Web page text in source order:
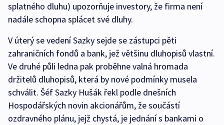
splatného dluhu) upozorňuje investory, že firma není
nadále schopna splácet své dluhy.
V úterý se vedení Sazky sejde se zástupci pěti
zahraničních fondů a bank, jež většinu dluhopisů vlastní.
Ve druhé půli ledna pak proběhne valná hromada
držitelů dluhopisů, která by nové podmínky musela
schválit. Šéf Sazky Hušák řekl podle dnešních
Hospodářských novin akcionářům, že součástí
ozdravného plánu, jejž chystá, je jednání s bankami o